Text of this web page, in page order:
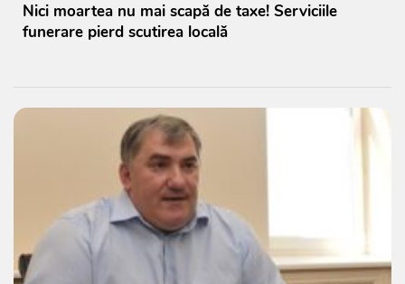
Nici moartea nu mai scapă de taxe! Serviciile
funerare pierd scutirea locală